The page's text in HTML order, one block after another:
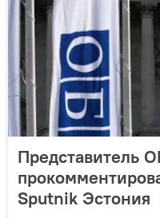
Представитель
Sputnik Эстония